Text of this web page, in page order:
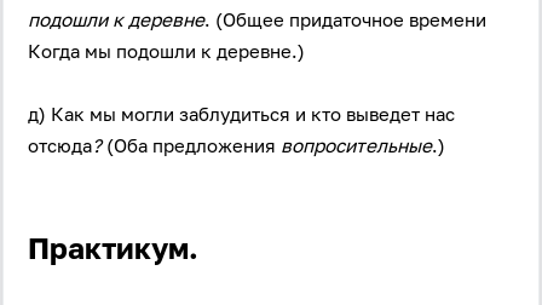
подошли к деревне. (Общее придаточное времени
Когда мы подошли к деревне.)
д) Как мы могли заблудиться и кто выведет нас
отсюда?(Оба предложения вопросительные.)
Практикум.